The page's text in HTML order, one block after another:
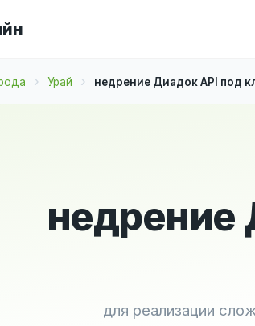
Урай недрение Диадок API под
недрение
для реализации